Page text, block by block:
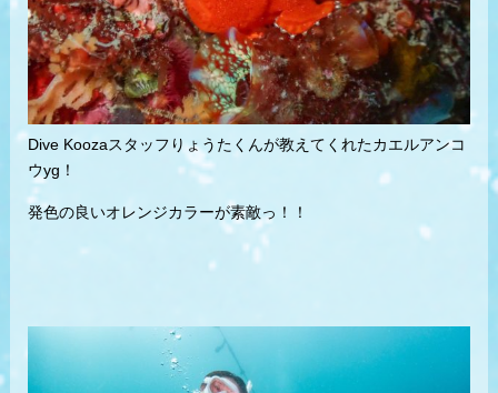
Dive Koozaスタッフりょうたくんが教えてくれたカエルアンコ
ウyg！
発色の良いオレンジカラーが素敵っ！！